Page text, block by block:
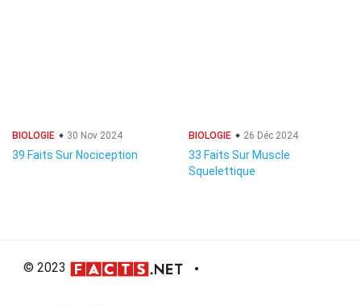
BIOLOGIE 30 Nov 2024
39 Faits Sur Nociception
BIOLOGIE 26 Déc 2024
33 Faits Sur Muscle
Squelettique
© 2023